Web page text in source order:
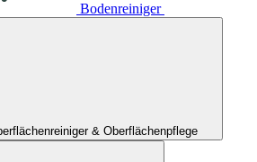
Bodenreiniger
& Oberflächenpflege